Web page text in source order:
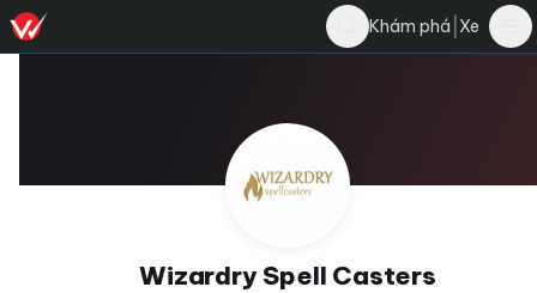
Khám phá Xe
Wizardry Spell Casters